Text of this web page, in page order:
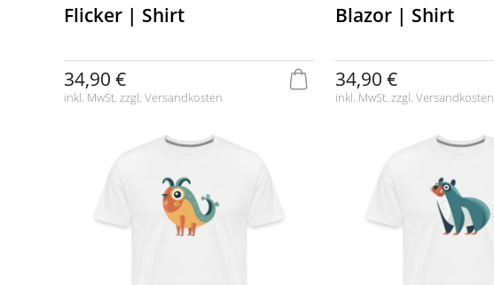
Flicker | Shirt
34,90 €
inkl. MwSt. zzgl. Versandkosten
Blazor | Shirt
34,90 €
inkl. MwSt. zzgl. Versandkosten